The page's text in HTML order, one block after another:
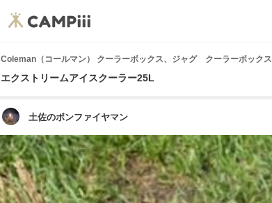
Coleman（コールマン） クーラーボックス、ジャグ クーラーボックス
エクストリームアイスクーラー25L
土佐のボンファイヤマン